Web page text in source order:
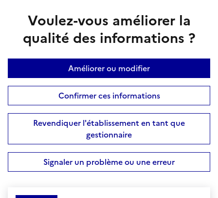
Voulez-vous améliorer la
qualité des informations ?
Améliorer ou modifier
Confirmer ces informations
Revendiquer l'établissement en tant que
gestionnaire
Signaler un problème ou une erreur